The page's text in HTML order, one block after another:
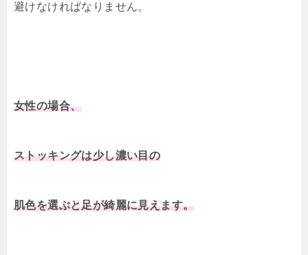
避けなければなりません。
女性の場合、
ストッキングは少し濃い目の
肌色を選ぶと足が綺麗に見えます。